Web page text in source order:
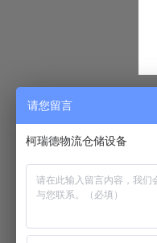
请您留言
柯瑞德物流仓储设备